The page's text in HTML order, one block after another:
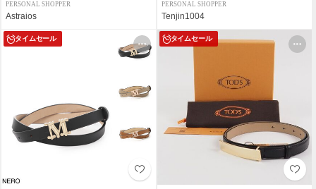
PERSONAL SHOPPER
Astraios
PERSONAL SHOPPER
Tenjin1004
タイムセール タイムセール